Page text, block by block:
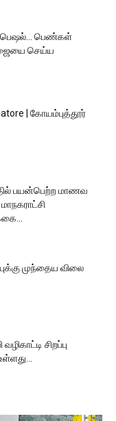
பெண்கள்
செய்ய
| கோயம்புத்தூர்
பயன்பெற்ற மாணவ
முந்தைய விலை
சிறப்பு